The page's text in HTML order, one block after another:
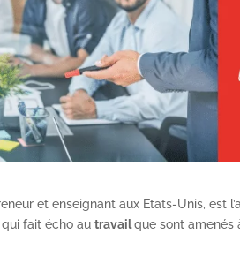
et enseignant aux Etats-Unis, est
qui fait écho autravailque sont amenés